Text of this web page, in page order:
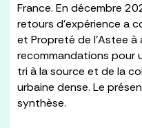
France. En décembre
retours d’expérience a
et Propreté de l’Astee
recommandations pour
tri à la source et de la
urbaine dense. Le
synthèse.